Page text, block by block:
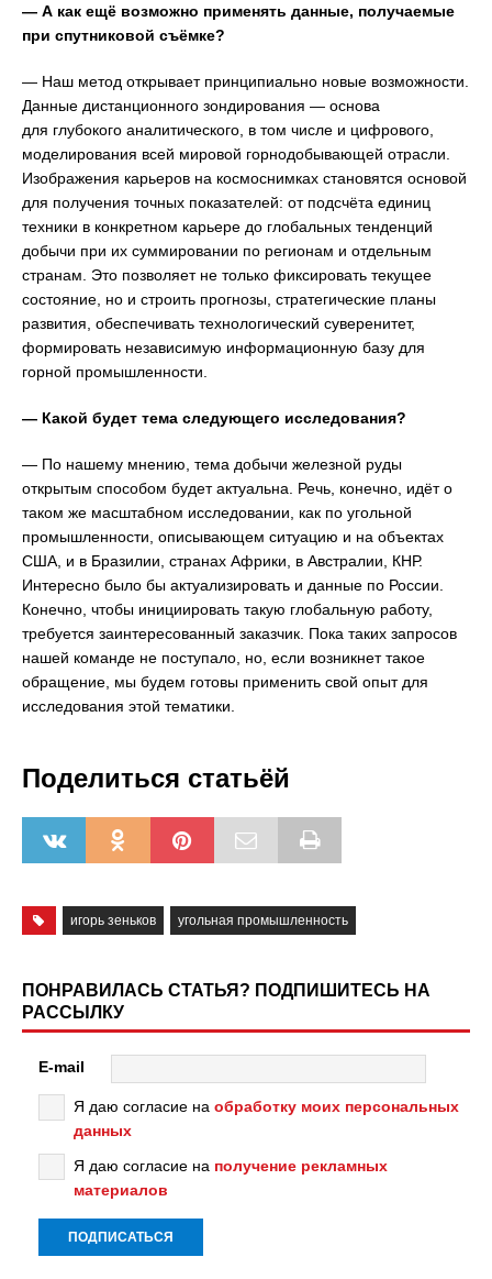
— А как ещё возможно применять данные, получаемые
при спутниковой съёмке?
— Наш метод открывает принципиально новые возможности.
Данные дистанционного зондирования — основа
для глубокого аналитического, в том числе и цифрового,
моделирования всей мировой горнодобывающей отрасли.
Изображения карьеров на космоснимках становятся основой
для получения точных показателей: от подсчёта единиц
техники в конкретном карьере до глобальных тенденций
добычи при их суммировании по регионам и отдельным
странам. Это позволяет не только фиксировать текущее
состояние, но и строить прогнозы, стратегические планы
развития, обеспечивать технологический суверенитет,
формировать независимую информационную базу для
горной промышленности.
— Какой будет тема следующего исследования?
— По нашему мнению, тема добычи железной руды
открытым способом будет актуальна. Речь, конечно, идёт о
таком же масштабном исследовании, как по угольной
промышленности, описывающем ситуацию и на объектах
США, и в Бразилии, странах Африки, в Австралии, КНР.
Интересно было бы актуализировать и данные по России.
Конечно, чтобы инициировать такую глобальную работу,
требуется заинтересованный заказчик. Пока таких запросов
нашей команде не поступало, но, если возникнет такое
обращение, мы будем готовы применить свой опыт для
исследования этой тематики.
Поделиться статьёй
игорь зеньков угольная промышленность
ПОНРАВИЛАСЬ СТАТЬЯ? ПОДПИШИТЕСЬ НА
РАССЫЛКУ
E-mail
Я даю согласие на обработку моих персональных
данных
Я даю согласие на получение рекламных
материалов